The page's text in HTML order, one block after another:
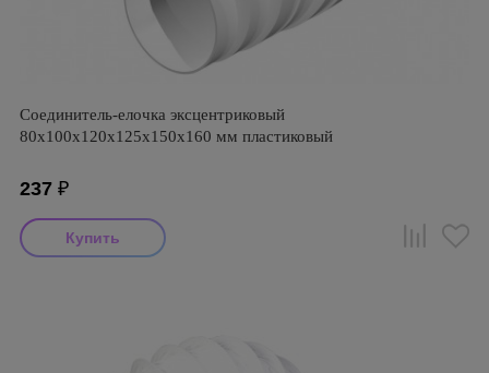
Соединитель-елочка эксцентриковый
80х100х120х125х150х160 мм пластиковый
237 ₽